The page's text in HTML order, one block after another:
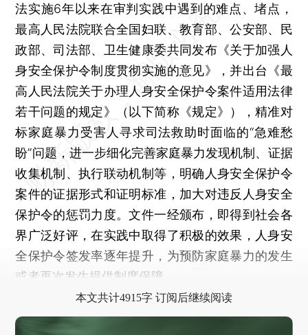
法实施6年以来在审判实践中遇到的难点、堵点，
最高人民法院联合全国妇联、教育部、公安部、民
政部、司法部、卫生健康委共同发布《关于加强人
身安全保护令制度贯彻实施的意见》，并出台《最
高人民法院关于办理人身安全保护令案件适用法律
若干问题的规定》（以下简称《规定》），精准对
标家庭暴力受害人寻求司法救助时面临的“急难愁
盼”问题，进一步细化完善家庭暴力发现机制、证据
收集机制、执行联动机制等，明确人身安全保护令
案件的证据形式和证明标准，加大对违反人身安全
保护令的惩罚力度。文件一经颁布，即得到社会各
界广泛好评，在实践中取得了积极的效果，人身安
全保护令签发率逐年提升，为预防家庭暴力的发生
或者再次发生提供制度保障。
本文共计4915字 订阅后继续阅读